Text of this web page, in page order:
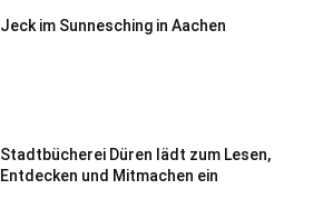
Jeck im Sunnesching in Aachen
Stadtbücherei Düren lädt zum Lesen,
Entdecken und Mitmachen ein